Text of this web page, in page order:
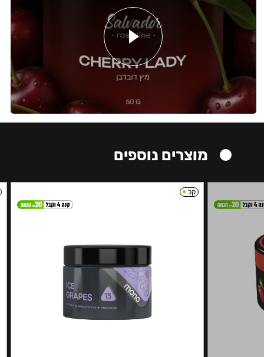
מוצרים נוספים
קל